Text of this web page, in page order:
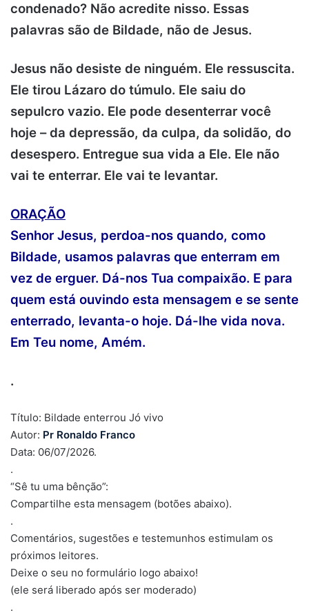
condenado? Não acredite nisso. Essas
palavras são de Bildade, não de Jesus.
Jesus não desiste de ninguém. Ele ressuscita.
Ele tirou Lázaro do túmulo. Ele saiu do
sepulcro vazio. Ele pode desenterrar você
hoje – da depressão, da culpa, da solidão, do
desespero. Entregue sua vida a Ele. Ele não
vai te enterrar. Ele vai te levantar.
ORAÇÃO
Senhor Jesus, perdoa-nos quando, como
Bildade, usamos palavras que enterram em
vez de erguer. Dá-nos Tua compaixão. E para
quem está ouvindo esta mensagem e se sente
enterrado, levanta-o hoje. Dá-lhe vida nova.
Em Teu nome, Amém.
.
Título: Bildade enterrou Jó vivo
Autor: Pr Ronaldo Franco
Data: 06/07/2026.
.
“Sê tu uma bênção”:
Compartilhe esta mensagem (botões abaixo).
.
Comentários, sugestões e testemunhos estimulam os
próximos leitores.
Deixe o seu no formulário logo abaixo!
(ele será liberado após ser moderado)
.